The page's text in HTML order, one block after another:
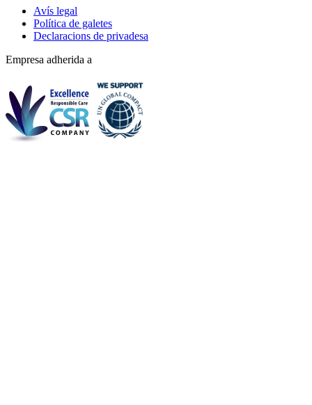
Avís legal
Política de galetes
Declaracions de privadesa
Empresa adherida a